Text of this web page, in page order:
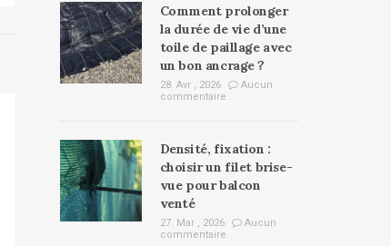
Comment prolonger
la durée de vie d’une
toile de paillage avec
un bon ancrage ?
28. Avr , 2026
Aucun
commentaire
Densité, fixation :
choisir un filet brise-
vue pour balcon
venté
27. Mar , 2026
Aucun
commentaire